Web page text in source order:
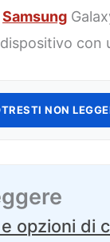
Samsung
dispositivo
NON
opzioni di